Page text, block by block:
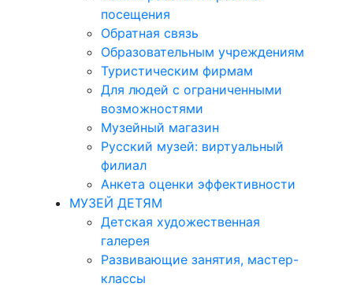
посещения
Обратная связь
Образовательным учреждениям
Туристическим фирмам
Для людей с ограниченными
возможностями
Музейный магазин
Русский музей: виртуальный
филиал
Анкета оценки эффективности
МУЗЕЙ ДЕТЯМ
Детская художественная
галерея
Развивающие занятия, мастер-
классы